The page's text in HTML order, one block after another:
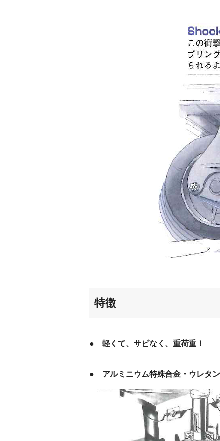
特徴
● 軽くて、サビなく、重荷重！
● アルミニウム特殊合金・ウレタ